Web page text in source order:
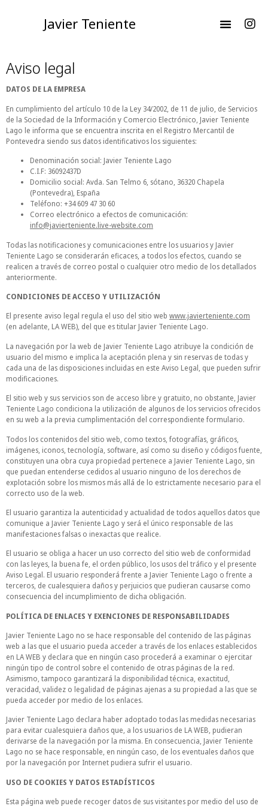
Javier Teniente
Aviso legal
DATOS DE LA EMPRESA
En cumplimiento del artículo 10 de la Ley 34/2002, de 11 de julio, de Servicios
de la Sociedad de la Información y Comercio Electrónico, Javier Teniente
Lago le informa que se encuentra inscrita en el Registro Mercantil de
Pontevedra siendo sus datos identificativos los siguientes:
Denominación social: Javier Teniente Lago
C.I.F: 36092437D
Domicilio social: Avda. San Telmo 6, sótano, 36320 Chapela
(Pontevedra), España
Teléfono: +34 609 47 30 60
Correo electrónico a efectos de comunicación:
info@javierteniente.live-website.com
Todas las notificaciones y comunicaciones entre los usuarios y Javier
Teniente Lago se considerarán eficaces, a todos los efectos, cuando se
realicen a través de correo postal o cualquier otro medio de los detallados
anteriormente.
CONDICIONES DE ACCESO Y UTILIZACIÓN
El presente aviso legal regula el uso del sitio web www.javierteniente.com
(en adelante, LA WEB), del que es titular Javier Teniente Lago.
La navegación por la web de Javier Teniente Lago atribuye la condición de
usuario del mismo e implica la aceptación plena y sin reservas de todas y
cada una de las disposiciones incluidas en este Aviso Legal, que pueden sufrir
modificaciones.
El sitio web y sus servicios son de acceso libre y gratuito, no obstante, Javier
Teniente Lago condiciona la utilización de algunos de los servicios ofrecidos
en su web a la previa cumplimentación del correspondiente formulario.
Todos los contenidos del sitio web, como textos, fotografías, gráficos,
imágenes, iconos, tecnología, software, así como su diseño y códigos fuente,
constituyen una obra cuya propiedad pertenece a Javier Teniente Lago, sin
que puedan entenderse cedidos al usuario ninguno de los derechos de
explotación sobre los mismos más allá de lo estrictamente necesario para el
correcto uso de la web.
El usuario garantiza la autenticidad y actualidad de todos aquellos datos que
comunique a Javier Teniente Lago y será el único responsable de las
manifestaciones falsas o inexactas que realice.
El usuario se obliga a hacer un uso correcto del sitio web de conformidad
con las leyes, la buena fe, el orden público, los usos del tráfico y el presente
Aviso Legal. El usuario responderá frente a Javier Teniente Lago o frente a
terceros, de cualesquiera daños y perjuicios que pudieran causarse como
consecuencia del incumplimiento de dicha obligación.
POLÍTICA DE ENLACES Y EXENCIONES DE RESPONSABILIDADES
Javier Teniente Lago no se hace responsable del contenido de las páginas
web a las que el usuario pueda acceder a través de los enlaces establecidos
en LA WEB y declara que en ningún caso procederá a examinar o ejercitar
ningún tipo de control sobre el contenido de otras páginas de la red.
Asimismo, tampoco garantizará la disponibilidad técnica, exactitud,
veracidad, validez o legalidad de páginas ajenas a su propiedad a las que se
pueda acceder por medio de los enlaces.
Javier Teniente Lago declara haber adoptado todas las medidas necesarias
para evitar cualesquiera daños que, a los usuarios de LA WEB, pudieran
derivarse de la navegación por la misma. En consecuencia, Javier Teniente
Lago no se hace responsable, en ningún caso, de los eventuales daños que
por la navegación por Internet pudiera sufrir el usuario.
USO DE COOKIES Y DATOS ESTADÍSTICOS
Esta página web puede recoger datos de sus visitantes por medio del uso de